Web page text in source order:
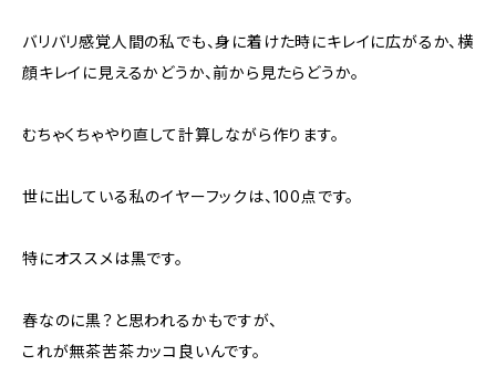
バリバリ感覚人間の私でも、身に着けた時にキレイに広がるか、横
顔キレイに見えるかどうか、前から見たらどうか。
むちゃくちゃやり直して計算しながら作ります。
世に出している私のイヤーフックは、100点です。
特にオススメは黒です。
春なのに黒？と思われるかもですが、
これが無茶苦茶カッコ良いんです。